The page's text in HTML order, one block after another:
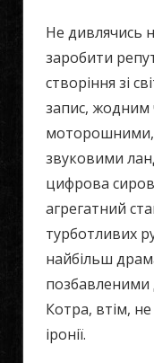
Не дивлячись
заробити
створіння зі
запис, жодним
моторошними,
звуковими
цифрова
агрегатний
турботливих
найбільш
позбавленими
Котра, втім,
іронії.